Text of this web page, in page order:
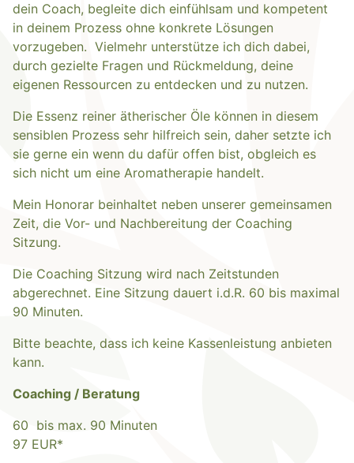
dein Coach, begleite dich einfühlsam und kompetent
in deinem Prozess ohne konkrete Lösungen
vorzugeben. Vielmehr unterstütze ich dich dabei,
durch gezielte Fragen und Rückmeldung, deine
eigenen Ressourcen zu entdecken und zu nutzen.
Die Essenz reiner ätherischer Öle können in diesem
sensiblen Prozess sehr hilfreich sein, daher setzte ich
sie gerne ein wenn du dafür offen bist, obgleich es
sich nicht um eine Aromatherapie handelt.
Mein Honorar beinhaltet neben unserer gemeinsamen
Zeit, die Vor- und Nachbereitung der Coaching
Sitzung.
Die Coaching Sitzung wird nach Zeitstunden
abgerechnet. Eine Sitzung dauert i.d.R. 60 bis maximal
90 Minuten.
Bitte beachte, dass ich keine Kassenleistung anbieten
kann.
Coaching / Beratung
60 bis max. 90 Minuten
97 EUR*